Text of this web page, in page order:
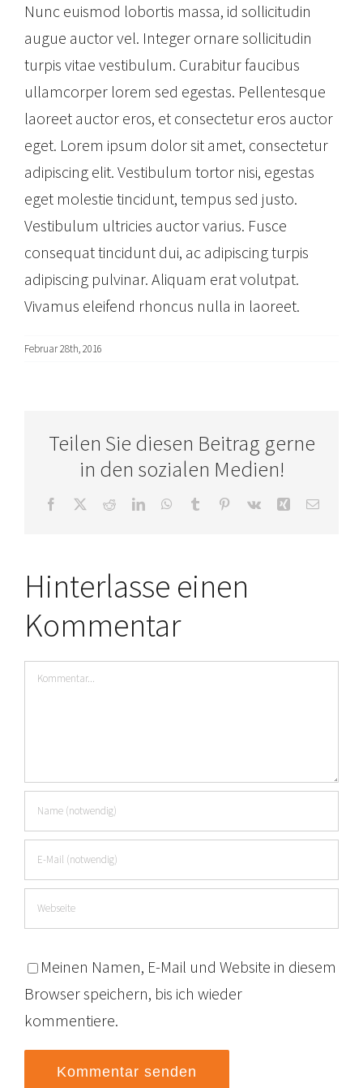
Nunc euismod lobortis massa, id sollicitudin
augue auctor vel. Integer ornare sollicitudin
turpis vitae vestibulum. Curabitur faucibus
ullamcorper lorem sed egestas. Pellentesque
laoreet auctor eros, et consectetur eros auctor
eget. Lorem ipsum dolor sit amet, consectetur
adipiscing elit. Vestibulum tortor nisi, egestas
eget molestie tincidunt, tempus sed justo.
Vestibulum ultricies auctor varius. Fusce
consequat tincidunt dui, ac adipiscing turpis
adipiscing pulvinar. Aliquam erat volutpat.
Vivamus eleifend rhoncus nulla in laoreet.
Februar 28th, 2016
Teilen Sie diesen Beitrag gerne
in den sozialen Medien!
Facebook RedditLinkedInWhatsApp
Tumblr Pinterest
Vk Xing E-
Hinterlasse einen
Kommentar
Kommentar
Meinen Namen, E-Mail und Website in diesem
Browser speichern, bis ich wieder
kommentiere.